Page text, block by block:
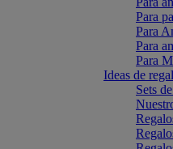
Para
Para
Para
Para
Ideas de
Sets